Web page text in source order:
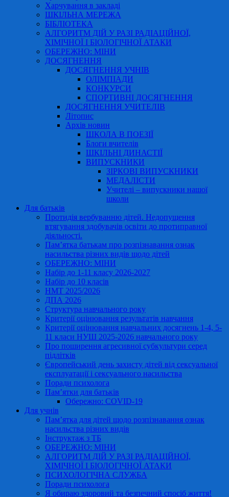
Харчування в закладі
ШКІЛЬНА МЕРЕЖА
БІБЛІОТЕКА
АЛГОРИТМ ДІЙ У РАЗІ РАДІАЦІЙНОЇ,
ХІМІЧНОЇ І БІОЛОГІЧНОЇ АТАКИ
ОБЕРЕЖНО: МІНИ
ДОСЯГНЕННЯ
ДОСЯГНЕННЯ УЧНІВ
ОЛІМПІАДИ
КОНКУРСИ
СПОРТИВНІ ДОСЯГНЕННЯ
ДОСЯГНЕННЯ УЧИТЕЛІВ
Літопис
Архів новин
ШКОЛА В ПОЕЗІЇ
Блоги вчителів
ШКІЛЬНІ ДИНАСТІЇ
ВИПУСКНИКИ
ЗІРКОВІ ВИПУСКНИКИ
МЕДАЛІСТИ
Учителі – випускники нашої
школи
Для батьків
Протидія вербуванню дітей. Недопущення
втягування здобувачів освіти до протиправної
діяльності.
Пам’ятка батькам про розпізнавання ознак
насильства різних видів щодо дітей
ОБЕРЕЖНО: МІНИ
Набір до 1-11 класу 2026-2027
Набір до 10 класів
НМТ 2025/2026
ДПА 2026
Структура навчального року
Критерії оцінювання результатів навчання
Критерії оцінювання навчальних досягнень 1-4, 5-
11 класи НУШ 2025-2026 навчального року
Про поширення агресивної субкультури серед
підлітків
Європейський день захисту дітей від сексуальної
експлуатації і сексуального насильства
Поради психолога
Пам’ятки для батьків
Обережно: COVID-19
Для учнів
Пам’ятка для дітей щодо розпізнавання ознак
насильства різних видів
Інструктаж з ТБ
ОБЕРЕЖНО: МІНИ
АЛГОРИТМ ДІЙ У РАЗІ РАДІАЦІЙНОЇ,
ХІМІЧНОЇ І БІОЛОГІЧНОЇ АТАКИ
ПСИХОЛОГІЧНА СЛУЖБА
Поради психолога
Я обираю здоровий та безпечний спосіб життя!